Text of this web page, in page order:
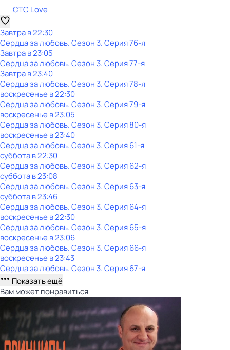
СТС Love
Завтра в 22:30
Сердца за любовь. Сезон 3. Серия 76-я
Завтра в 23:05
Сердца за любовь. Сезон 3. Серия 77-я
Завтра в 23:40
Сердца за любовь. Сезон 3. Серия 78-я
воскресенье в22:30
Сердца за любовь. Сезон 3. Серия 79-я
воскресенье в23:05
Сердца за любовь. Сезон 3. Серия 80-я
воскресенье в23:40
Сердца за любовь. Сезон 3. Серия 61-я
субботав22:30
Сердца за любовь. Сезон 3. Серия 62-я
субботав23:08
Сердца за любовь. Сезон 3. Серия 63-я
субботав23:46
Сердца за любовь. Сезон 3. Серия 64-я
воскресенье в22:30
Сердца за любовь. Сезон 3. Серия 65-я
воскресенье в23:06
Сердца за любовь. Сезон 3. Серия 66-я
воскресенье в23:43
Сердца за любовь. Сезон 3. Серия 67-я
Показать ещё
Вам может понравиться